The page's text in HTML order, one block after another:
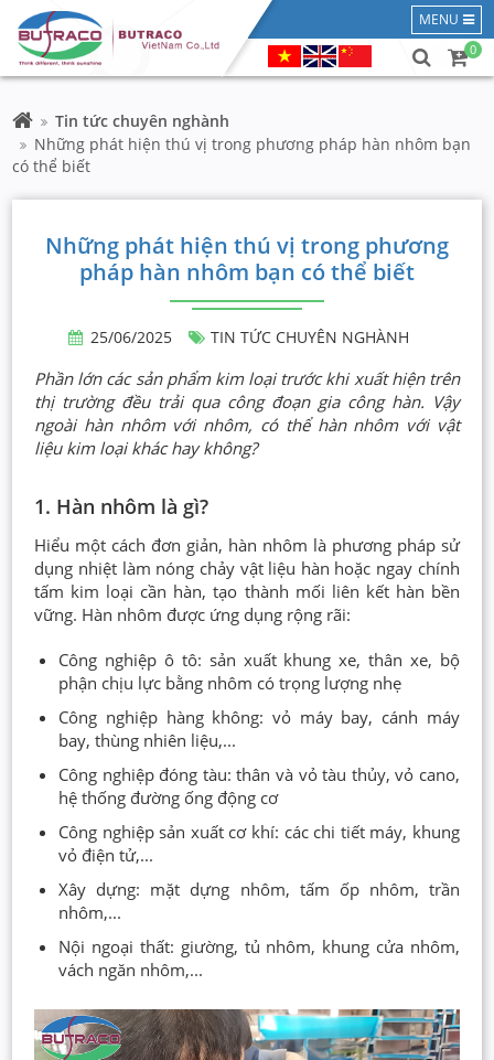
MENU
0
Tin tức chuyên nghành
Những phát hiện thú vị trong phương pháp hàn nhôm bạn
có thể biết
Những phát hiện thú vị trong phương
pháp hàn nhôm bạn có thể biết
25/06/2025 TIN TỨC CHUYÊN NGHÀNH
Phần lớn các sản phẩm kim loại trước khi xuất hiện trên
thị trường đều trải qua công đoạn gia công hàn. Vậy
ngoài hàn nhôm với nhôm, có thể hàn nhôm với vật
liệu kim loại khác hay không?
1. Hàn nhôm là gì?
Hiểu một cách đơn giản, hàn nhôm là phương pháp sử
dụng nhiệt làm nóng chảy vật liệu hàn hoặc ngay chính
tấm kim loại cần hàn, tạo thành mối liên kết hàn bền
vững. Hàn nhôm được ứng dụng rộng rãi:
Công nghiệp ô tô: sản xuất khung xe, thân xe, bộ
phận chịu lực bằng nhôm có trọng lượng nhẹ
Công nghiệp hàng không: vỏ máy bay, cánh máy
bay, thùng nhiên liệu,...
Công nghiệp đóng tàu: thân và vỏ tàu thủy, vỏ cano,
hệ thống đường ống động cơ
Công nghiệp sản xuất cơ khí: các chi tiết máy, khung
vỏ điện tử,...
Xây dựng: mặt dựng nhôm, tấm ốp nhôm, trần
nhôm,...
Nội ngoại thất: giường, tủ nhôm, khung cửa nhôm,
vách ngăn nhôm,...